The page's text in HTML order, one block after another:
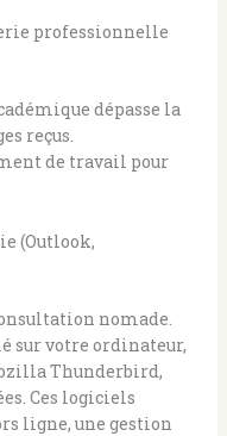
professionnelle
dépasse la
reçus.
de travail pour
(Outlook,
nomade.
sur votre ordinateur,
Thunderbird,
Ces logiciels
ligne, une gestion